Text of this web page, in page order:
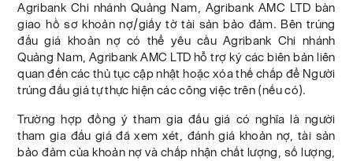
Agribank Chi nhánh Quảng Nam, Agribank AMC LTD bàn
giao hồ sơ khoản nợ/giấy tờ tài sản bảo đảm. Bên trúng
đấu giá khoản nợ có thể yêu cầu Agribank Chi nhánh
Quảng Nam, Agribank AMC LTD hỗ trợ ký các biên bản liên
quan đến các thủ tục cập nhật hoặc xóa thế chấp để Người
trúng đấu giá tự thực hiện các công việc trên (nếu có).
Trường hợp đồng ý tham gia đấu giá có nghĩa là người
tham gia đấu giá đã xem xét, đánh giá khoản nợ, tài sản
bảo đảm của khoản nợ và chấp nhận chất lượng, số lượng,